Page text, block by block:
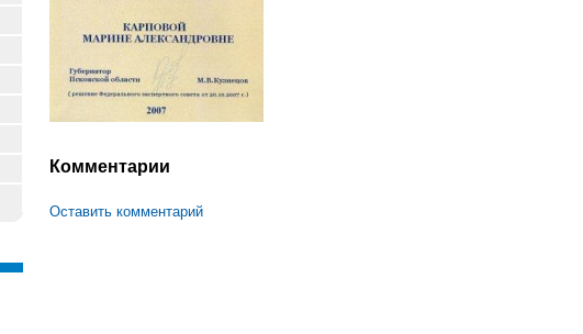
Комментарии
Оставить комментарий